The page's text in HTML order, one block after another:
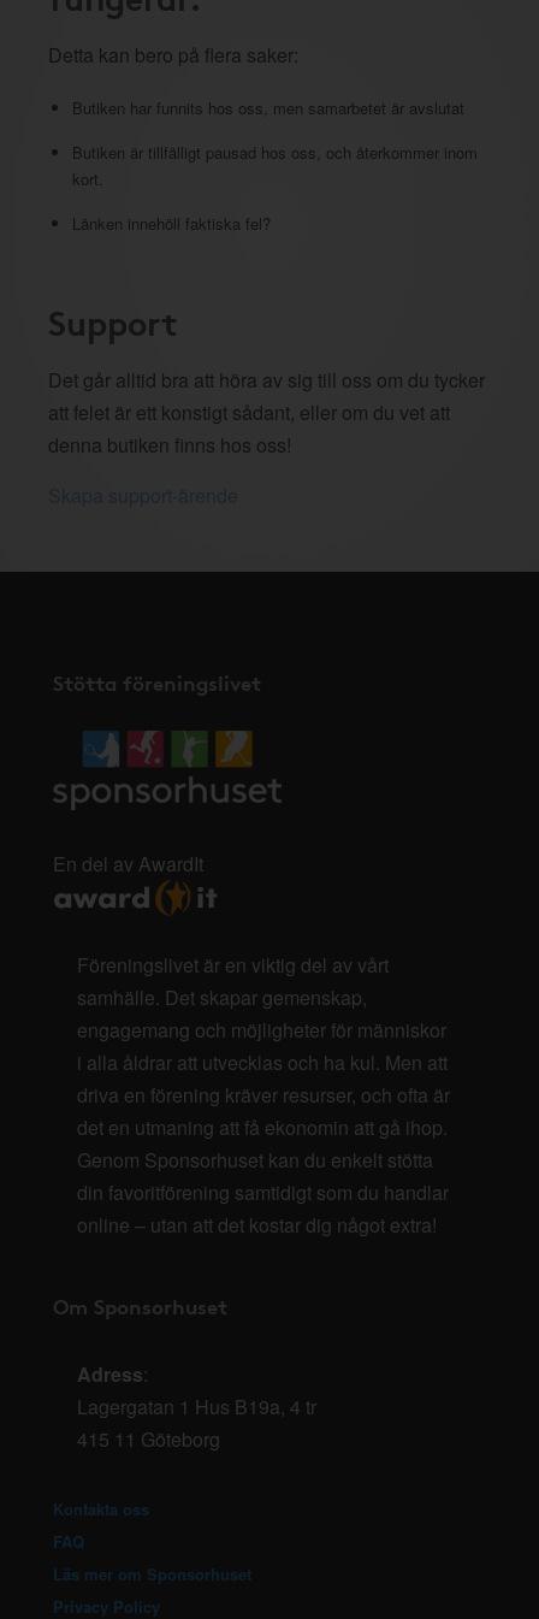
Detta kan bero på flera saker:
Butiken har funnits hos oss, men samarbetet är avslutat
Butiken är tillfälligt pausad hos oss, och återkommer inom
kort.
Länken innehöll faktiska fel?
Support
Det går alltid bra att höra av sig till oss om du tycker
att felet är ett konstigt sådant, eller om du vet att
denna butiken finns hos oss!
Stötta föreningslivet
En del av AwardIt
Föreningslivet är en viktig del av vårt
samhälle. Det skapar gemenskap,
engagemang och möjligheter för människor
i alla åldrar att utvecklas och ha kul. Men att
driva en förening kräver resurser, och ofta är
det en utmaning att få ekonomin att gå ihop.
Genom Sponsorhuset kan du enkelt stötta
din favoritförening samtidigt som du handlar
online – utan att det kostar dig något extra!
Om Sponsorhuset
Adress:
Lagergatan 1 Hus B19a, 4 tr
415 11 Göteborg
Kontakta oss
FAQ
Läs mer om Sponsorhuset
Privacy Policy